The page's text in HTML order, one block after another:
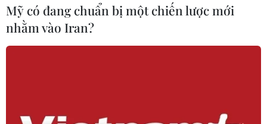
Mỹ có đang chuẩn bị một chiến lược mới
nhằm vào Iran?